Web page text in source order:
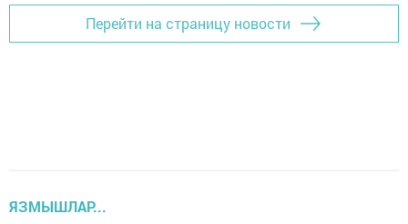
Перейти на страницу новости
ЯЗМЫШЛАР...